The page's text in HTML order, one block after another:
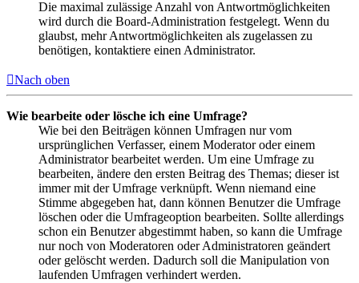
Die maximal zulässige Anzahl von Antwortmöglichkeiten
wird durch die Board-Administration festgelegt. Wenn du
glaubst, mehr Antwortmöglichkeiten als zugelassen zu
benötigen, kontaktiere einen Administrator.
Nach oben
Wie bearbeite oder lösche ich eine Umfrage?
Wie bei den Beiträgen können Umfragen nur vom
ursprünglichen Verfasser, einem Moderator oder einem
Administrator bearbeitet werden. Um eine Umfrage zu
bearbeiten, ändere den ersten Beitrag des Themas; dieser ist
immer mit der Umfrage verknüpft. Wenn niemand eine
Stimme abgegeben hat, dann können Benutzer die Umfrage
löschen oder die Umfrageoption bearbeiten. Sollte allerdings
schon ein Benutzer abgestimmt haben, so kann die Umfrage
nur noch von Moderatoren oder Administratoren geändert
oder gelöscht werden. Dadurch soll die Manipulation von
laufenden Umfragen verhindert werden.